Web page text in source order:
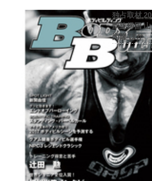
独占取材
凱旋帰国
尚隆 ほか